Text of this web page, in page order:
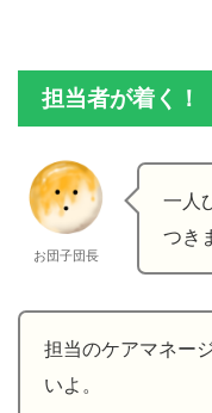
担当者が着く！
お団子団長
一人
つき
担当のケアマネー
いよ。